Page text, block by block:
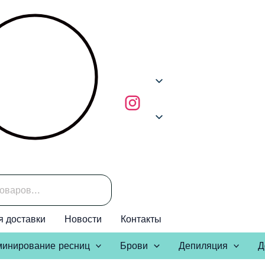
доставки Новости Контакты
ресниц Брови Депиляция